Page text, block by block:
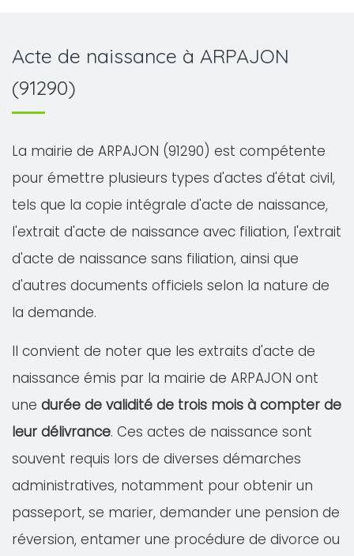
Acte de naissance à ARPAJON
(91290)
La mairie de ARPAJON (91290) est compétente
pour émettre plusieurs types d'actes d'état civil,
tels que la copie intégrale d'acte de naissance,
l'extrait d'acte de naissance avec filiation, l'extrait
d'acte de naissance sans filiation, ainsi que
d'autres documents officiels selon la nature de
la demande.
Il convient de noter que les extraits d'acte de
naissance émis par la mairie de ARPAJON ont
une durée de validité de trois mois à compter de
leur délivrance. Ces actes de naissance sont
souvent requis lors de diverses démarches
administratives, notamment pour obtenir un
passeport, se marier, demander une pension de
réversion, entamer une procédure de divorce ou